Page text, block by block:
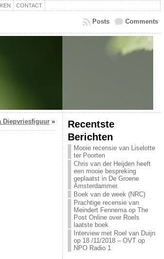
CONTACT
Comments
Posts
Diepvriesfiguur»
Recentste
Berichten
Mooie recensie van Liselotte
ter Poorten
Chris van der Heijden heeft
een mooie bespreking
geplaatst in De Groene
Amsterdammer.
Boek van de week (NRC)
Prachtige recensie van
Meindert Fennema op The
Post Online over Roels
laatste boek
Interview met Roel van Duijn
op 18 /11/2018 – OVT op
NPO Radio 1